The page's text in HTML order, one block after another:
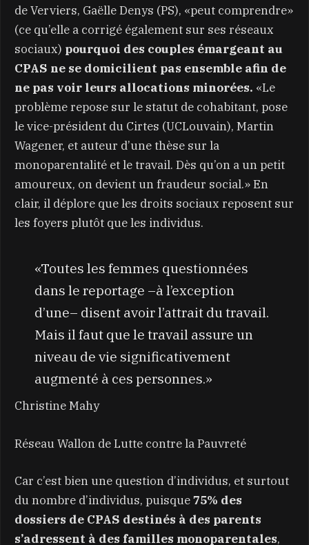
de Verviers, Gaëlle Denys (PS), «peut comprendre»
(ce qu’elle a corrigé également sur ses réseaux
sociaux) pourquoi des couples émargeant au
CPAS ne se domicilient pas ensemble afin de
ne pas voir leurs allocations minorées. «Le
problème repose sur le statut de cohabitant, pose
le vice-président du Cirtes (UCLouvain), Martin
Wagener, et auteur d’une thèse sur la
monoparentalité et le travail. Dès qu’on a un petit
amoureux, on devient un fraudeur social.» En
clair, il déplore que les droits sociaux reposent sur
les foyers plutôt que les individus.
«Toutes les femmes questionnées
dans le reportage –à l’exception
d’une– disent avoir l’attrait du travail.
Mais il faut que le travail assure un
niveau de vie significativement
augmenté à ces personnes.»
Christine Mahy
Réseau Wallon de Lutte contre la Pauvreté
Car c’est bien une question d’individus, et surtout
du nombre d’individus, puisque75% des
dossiers de CPAS destinés à des parents
s’adressent à des familles monoparentales,